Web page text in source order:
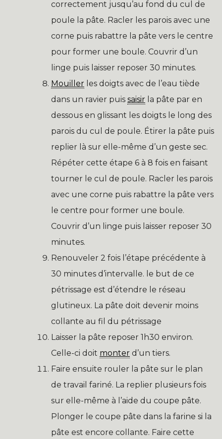
correctement jusqu’au fond du cul de
poule la pâte. Racler les parois avec une
corne puis rabattre la pâte vers le centre
pour former une boule. Couvrir d’un
linge puis laisser reposer 30 minutes.
Mouiller les doigts avec de l’eau tiède
dans un ravier puis saisir la pâte par en
dessous en glissant les doigts le long des
parois du cul de poule. Étirer la pâte puis
replier là sur elle-même d’un geste sec.
Répéter cette étape 6 à 8 fois en faisant
tourner le cul de poule. Racler les parois
avec une corne puis rabattre la pâte vers
le centre pour former une boule.
Couvrir d’un linge puis laisser reposer 30
minutes.
Renouveler 2 fois l’étape précédente à
30 minutes d’intervalle. le but de ce
pétrissage est d’étendre le réseau
glutineux. La pâte doit devenir moins
collante au fil du pétrissage
Laisser la pâte reposer 1h30 environ.
Celle-ci doit monter d’un tiers.
Faire ensuite rouler la pâte sur le plan
de travail fariné. La replier plusieurs fois
sur elle-même à l’aide du coupe pâte.
Plonger le coupe pâte dans la farine si la
pâte est encore collante. Faire cette